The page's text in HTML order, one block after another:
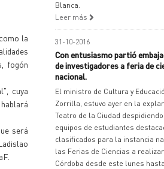
la
fogón
cuya
será
Blanca.
Leer más
31-10-2016
Con entusiasmo partió
de investigadores a feria de
nacional.
El ministro de Cultura y
Zorrilla, estuvo ayer en la
Teatro de la Ciudad
equipos de estudiantes
clasificados para la instancia
las Ferias de Ciencias a
Córdoba desde este lunes